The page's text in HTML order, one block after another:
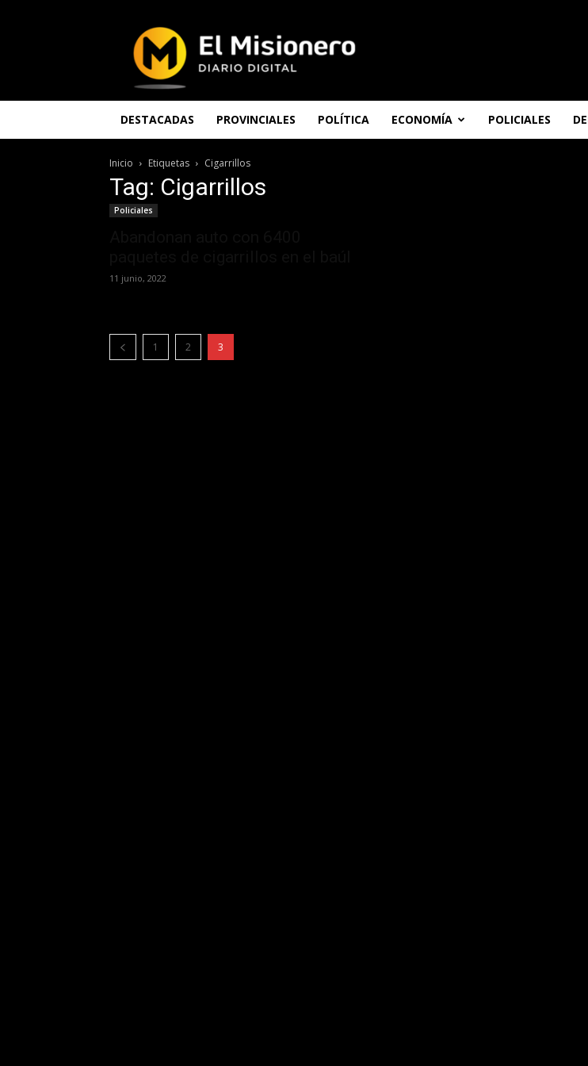
Misionero
DESTACADAS PROVINCIALES POLÍTICA ECONOMÍA POLICIALES
Inicio Etiquetas Cigarrillos
Tag: Cigarrillos
Policiales
11 junio, 2022
1 2 3